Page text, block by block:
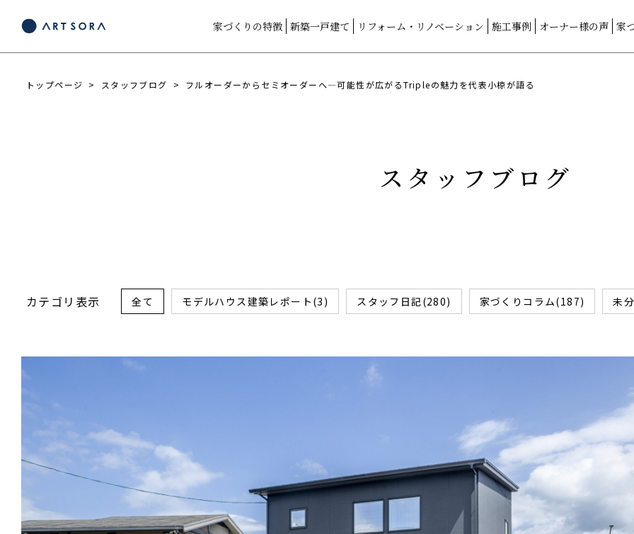
家づくりの特徴 新築一戸建て リフォーム・リノベーション 施工事例 オーナー様の声 家
トップページ スタッフブログ フルオーダーからセミオーダーへ―可能性が広がるTripleの魅力を代表小椋が語る
スタッフブログ
カテゴリ表示 全て モデルハウス建築レポート(3) スタッフ日記(280) 家づくりコラム(187) 未